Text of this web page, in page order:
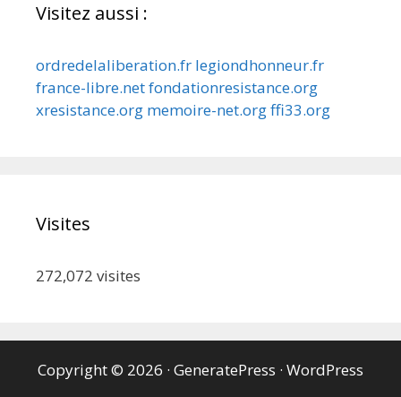
Visitez aussi :
ordredelaliberation.fr legiondhonneur.fr
france-libre.netfondationresistance.org
xresistance.org memoire-net.orgffi33.org
Visites
272,072 visites
Copyright © 2026 · GeneratePress · WordPress